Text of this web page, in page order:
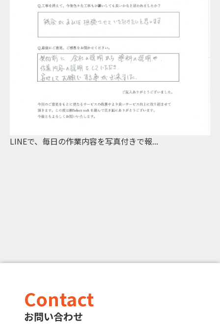
を写真付きで報... 家の配色でとても悩
Contact
お問い合わせ